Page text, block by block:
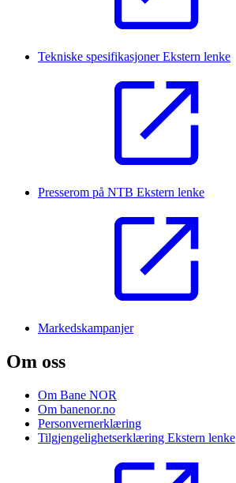
Tekniske spesifikasjonerEkstern lenke
Presserom på NTB Ekstern lenke
Markedskampanjer
Om oss
Om Bane NOR
Om banenor.no
Personvernerklæring
Tilgjengelighetserklæring Ekstern lenke